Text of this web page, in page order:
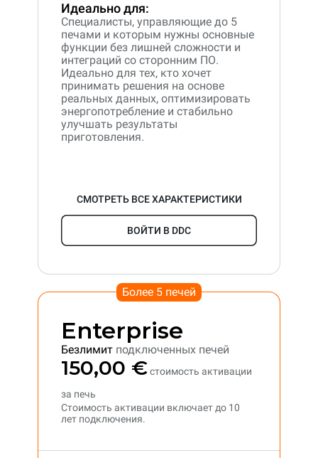
Идеально для:
Специалисты, управляющие до 5
печами и которым нужны основные
функции без лишней сложности и
интеграций со сторонним ПО.
Идеально для тех, кто хочет
принимать решения на основе
реальных данных, оптимизировать
энергопотребление и стабильно
улучшать результаты
приготовления.
СМОТРЕТЬ ВСЕ ХАРАКТЕРИСТИКИ
ВОЙТИ В DDC
Более 5 печей
Enterprise
Безлимит подключенных печей
150,00 €стоимость активации
за печь
Стоимость активации включает до 10
лет подключения.